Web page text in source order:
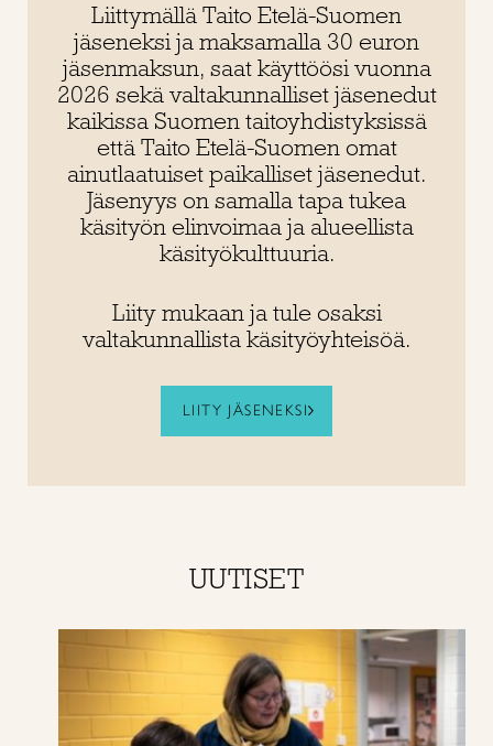
Liittymällä Taito Etelä-Suomen
jäseneksi ja maksamalla 30 euron
jäsenmaksun, saat käyttöösi vuonna
2026 sekä valtakunnalliset jäsenedut
kaikissa Suomen taitoyhdistyksissä
että Taito Etelä-Suomen omat
ainutlaatuiset paikalliset jäsenedut.
Jäsenyys on samalla tapa tukea
käsityön elinvoimaa ja alueellista
käsityökulttuuria.
Liity mukaan ja tule osaksi
valtakunnallista käsityöyhteisöä.
LIITY JÄSENEKSI
UUTISET